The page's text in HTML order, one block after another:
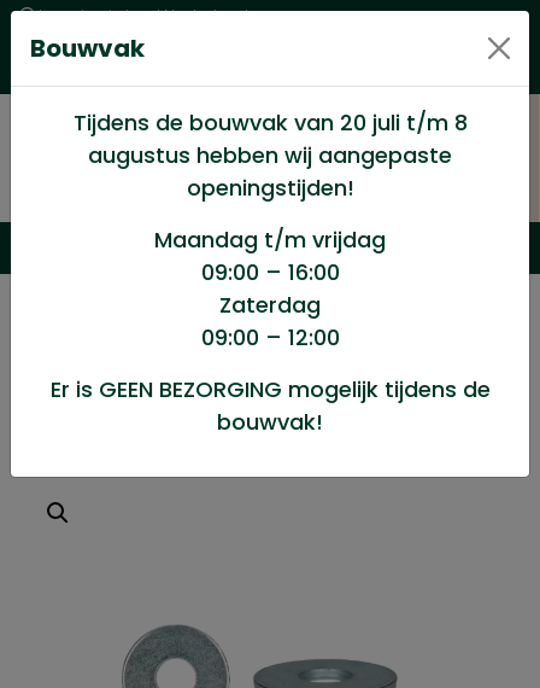
Levering in heel Nederland
Goede kwaliteitsproducten met een eerlijke prijs
Ijzerwaren/
Carro sluitring PGB M20x60/50st
Carro sluitring PGB M20x60/50st
Bouwvak
Tijdens de bouwvak van 20 juli t/m 8
augustus hebben wij aangepaste
openingstijden!
Maandag t/m vrijdag
09:00 – 16:00
Zaterdag
09:00 – 12:00
Er is GEEN BEZORGING mogelijk tijdens de
bouwvak!